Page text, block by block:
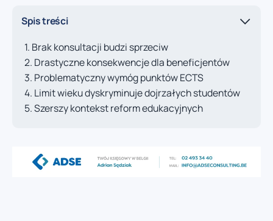
Spis treści
Brak konsultacji budzi sprzeciw
Drastyczne konsekwencje dla beneficjentów
Problematyczny wymóg punktów ECTS
Limit wieku dyskryminuje dojrzałych studentów
Szerszy kontekst reform edukacyjnych